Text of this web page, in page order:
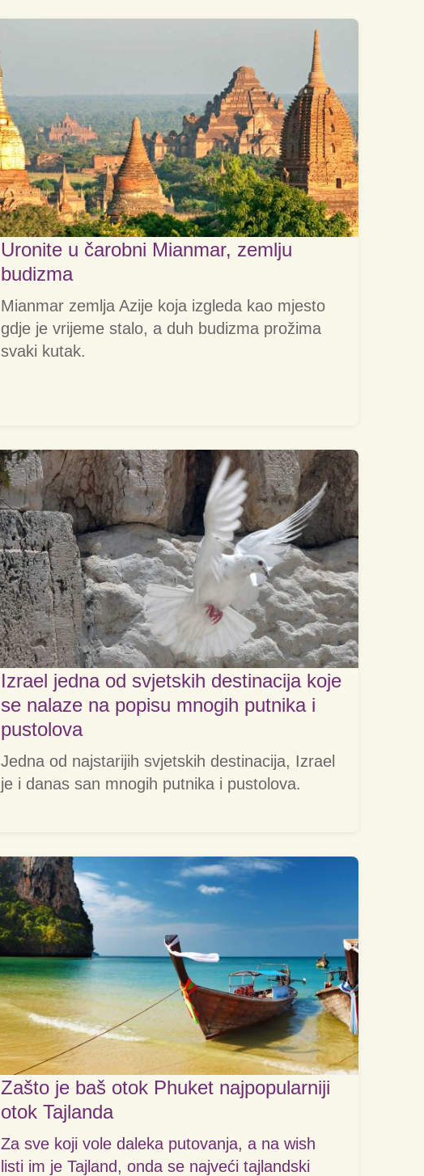
Uronite u čarobni Mianmar, zemlju
budizma
Mianmar zemlja Azije koja izgleda kao mjesto
gdje je vrijeme stalo, a duh budizma prožima
svaki kutak.
Izrael jedna od svjetskih destinacija koje
se nalaze na popisu mnogih putnika i
pustolova
Jedna od najstarijih svjetskih destinacija, Izrael
je i danas san mnogih putnika i pustolova.
Zašto je baš otok Phuket najpopularniji
otok Tajlanda
Za sve koji vole daleka putovanja, a na wish
listi im je Tajland, onda se najveći tajlandski